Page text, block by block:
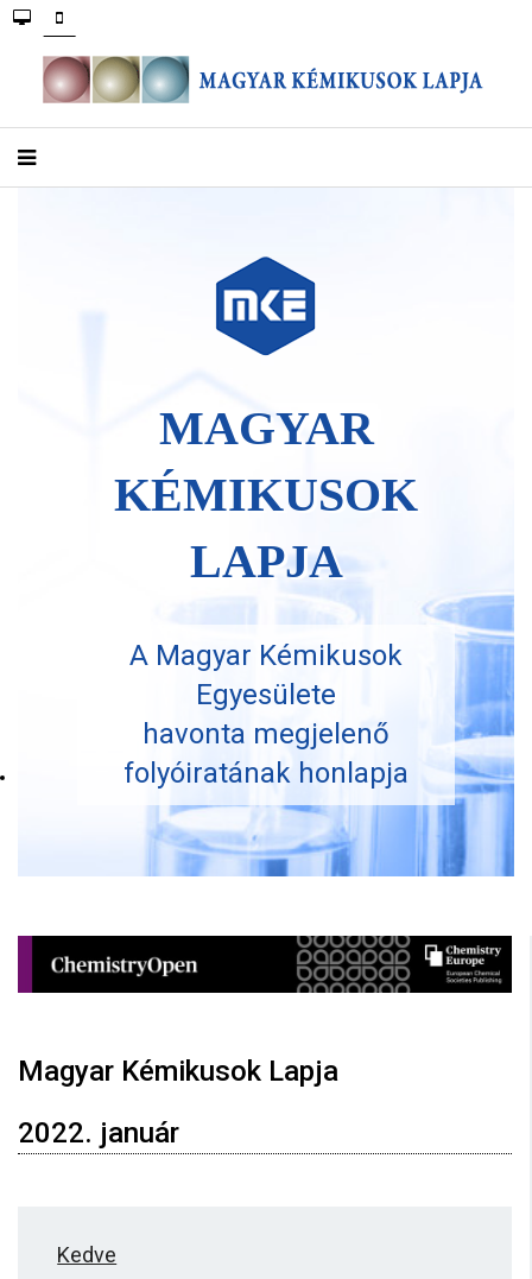
MAGYAR
KÉMIKUSOK
LAPJA
A Magyar Kémikusok
Egyesülete
havonta megjelenő
folyóiratának honlapja
Magyar Kémikusok Lapja
2022. január
Kedve